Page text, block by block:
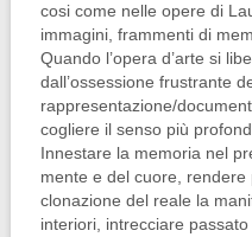
cosi come nelle opere di
immagini, frammenti di
Quando l’opera d’arte si
dall’ossessione frustrante
rappresentazione/
cogliere il senso più
Innestare la memoria nel
mente e del cuore,
clonazione del reale la
interiori, intrecciare